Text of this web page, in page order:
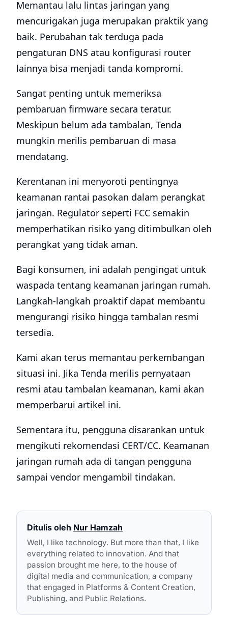
Memantau lalu lintas jaringan yang
mencurigakan juga merupakan praktik yang
baik. Perubahan tak terduga pada
pengaturan DNS atau konfigurasi router
lainnya bisa menjadi tanda kompromi.
Sangat penting untuk memeriksa
pembaruan firmware secara teratur.
Meskipun belum ada tambalan, Tenda
mungkin merilis pembaruan di masa
mendatang.
Kerentanan ini menyoroti pentingnya
keamanan rantai pasokan dalam perangkat
jaringan. Regulator seperti FCC semakin
memperhatikan risiko yang ditimbulkan oleh
perangkat yang tidak aman.
Bagi konsumen, ini adalah pengingat untuk
waspada tentang keamanan jaringan rumah.
Langkah-langkah proaktif dapat membantu
mengurangi risiko hingga tambalan resmi
tersedia.
Kami akan terus memantau perkembangan
situasi ini. Jika Tenda merilis pernyataan
resmi atau tambalan keamanan, kami akan
memperbarui artikel ini.
Sementara itu, pengguna disarankan untuk
mengikuti rekomendasi CERT/CC. Keamanan
jaringan rumah ada di tangan pengguna
sampai vendor mengambil tindakan.
Ditulis oleh Nur Hamzah
Well, I like technology. But more than that, I like
everything related to innovation. And that
passion brought me here, to the house of
digital media and communication, a company
that engaged in Platforms & Content Creation,
Publishing, and Public Relations.